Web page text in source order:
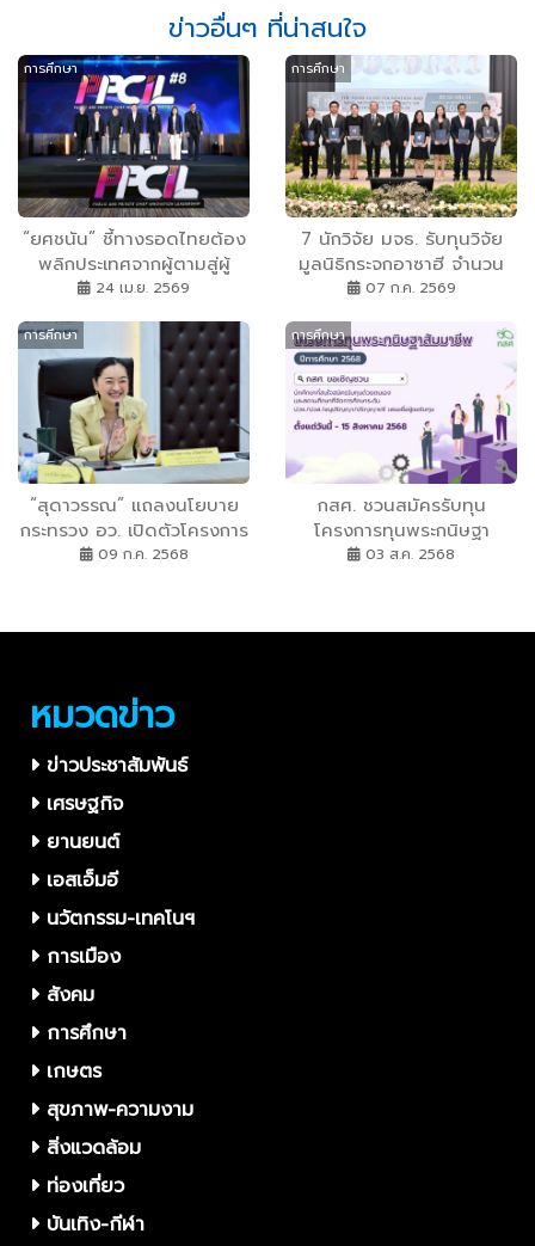
ข่าวอื่นๆ ที่น่าสนใจ
การศึกษา
“ยศชนัน” ชี้ทางรอดไทยต้อง
พลิกประเทศจากผู้ตามสู่ผู้
กำหนดเกม เร่งสร้างผู้นำ
รุ่น 8 ลั่นไทยยังมีโอกาสหากมี
ผู้นำที่สามารถเชื่อมโยง
นวัตกรรมกับนโยบายได้
24 เม.ย. 2569
การศึกษา
7 นักวิจัย มจธ. รับทุนวิจัย
มูลนิธิกระจกอาซาฮี จำนวน
50000 ดอลลาร์สหรัฐ
07 ก.ค. 2569
การศึกษา
“สุดาวรรณ” แถลงนโยบาย
กระทรวง อว. เปิดตัวโครงการ
“1 มหาวิทยาลัย 1 ภารกิจ เพื่อ
เศรษฐกิจ สังคม
09 ก.ค. 2568
การศึกษา
กสศ. ชวนสมัครรับทุน
โครงการทุนพระกนิษฐา
สัมมาชีพ ตั้งแต่วันนี้ ถึง 15
03 ส.ค. 2568
หมวดข่าว
ข่าวประชาสัมพันธ์
เศรษฐกิจ
ยานยนต์
เอสเอ็มอี
นวัตกรรม-เทคโนฯ
การเมือง
สังคม
การศึกษา
เกษตร
สุขภาพ-ความงาม
สิ่งแวดล้อม
ท่องเที่ยว
บันเทิง-กีฬา